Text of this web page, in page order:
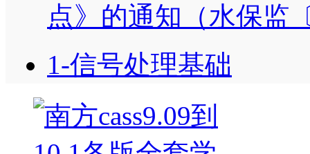
点》的通知（水保监
1-信号处理基础